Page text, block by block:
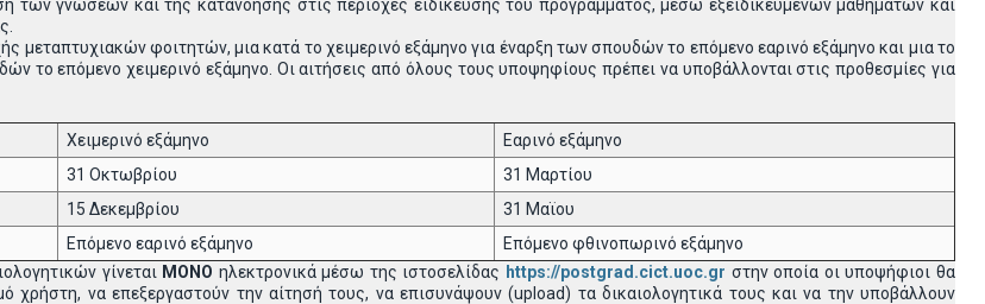
των γνώσεων και της κατανόησης στις περιοχές ειδίκευσης του προγράμματος, μέσω εξειδικευμένων μαθημάτων και
μεταπτυχιακών φοιτητών, μια κατά το χειμερινό εξάμηνο για έναρξη των σπουδών το επόμενο εαρινό εξάμηνο και μια το
το επόμενο χειμερινό εξάμηνο. Οι αιτήσεις από όλους τους υποψηφίους πρέπει να υποβάλλονται στις προθεσμίες για
Χειμερινό εξάμηνο
Εαρινό εξάμηνο
31 Οκτωβρίου
31 Μαρτίου
15 Δεκεμβρίου
31 Μαϊου
Επόμενο εαρινό εξάμηνο
Επόμενο φθινοπωρινό εξάμηνο
γίνεται MONO ηλεκτρονικά μέσω της ιστοσελίδας https://postgrad.cict.uoc.gr στην οποία οι υποψήφιοι θα
χρήστη, να επεξεργαστούν την αίτησή τους, να επισυνάψουν (upload) τα δικαιολογητικά τους και να την υποβάλλουν